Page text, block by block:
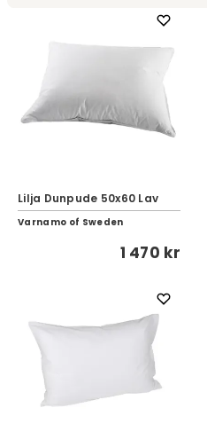
Lilja Dunpude 50x60 Lav
Varnamo of Sweden
1 470 kr